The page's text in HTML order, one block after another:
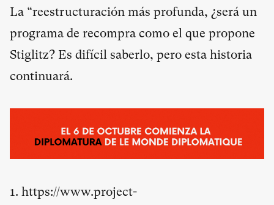
La “reestructuración más profunda, ¿será un
programa de recompra como el que propone
Stiglitz? Es difícil saberlo, pero esta historia
continuará.
1. https://www.project-